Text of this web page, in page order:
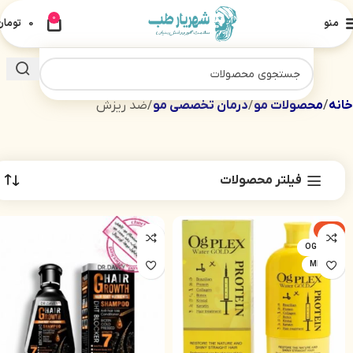
منو 0
0
خانه محصولات مو درمان تخصصی مو ضد ریزش
فیلتر محصولات
-4%
OG PLEX
850 ML